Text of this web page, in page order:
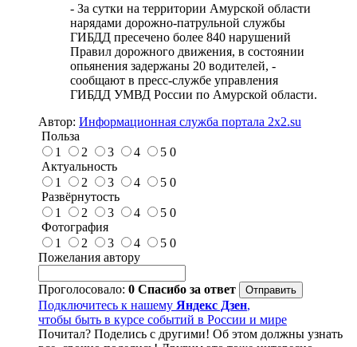
- За сутки на территории Амурской области
нарядами дорожно-патрульной службы
ГИБДД пресечено более 840 нарушений
Правил дорожного движения, в состоянии
опьянения задержаны 20 водителей, -
сообщают в пресс-службе управления
ГИБДД УМВД России по Амурской области.
Автор: Информационная служба портала 2x2.su
Польза
1
2 3 4 5 0
Актуальность
1
2 3 4 5 0
Развёрнутость
1
2 3 4 5 0
Фотография
1
2 3 4 5 0
Пожелания автору
Проголосовало: 0 Спасибо за ответ
Подключитесь к нашему Яндекс Дзен,
чтобы быть в курсе событий в России и мире
Почитал? Поделись с другими! Об этом должны узнать